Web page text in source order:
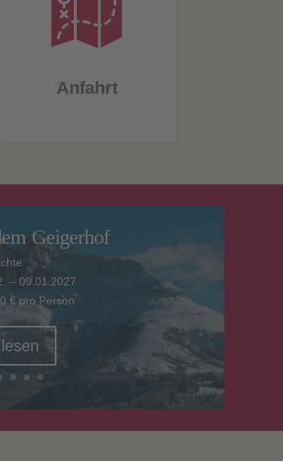
Anfahrt
Geigerhof
– 09.01.2027
€ pro Person